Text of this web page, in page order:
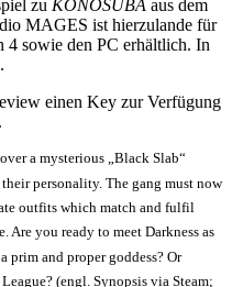
zu KONOSUBA aus dem
MAGES ist hierzulande für
4 sowie den PC erhältlich. In
einen Key zur Verfügung
a mysterious „Black Slab“
personality. The gang must now
outfits which match and fulfil
Are you ready to meet Darkness as
prim and proper goddess? Or
(engl. Synopsis via Steam;